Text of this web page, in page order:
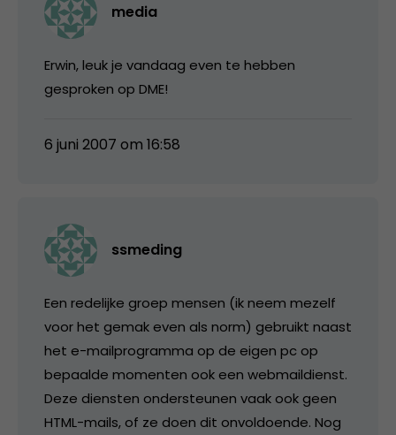
media
Erwin, leuk je vandaag even te hebben
gesproken op DME!
6 juni 2007 om 16:58
ssmeding
Een redelijke groep mensen (ik neem mezelf
voor het gemak even als norm) gebruikt naast
het e-mailprogramma op de eigen pc op
bepaalde momenten ook een webmaildienst.
Deze diensten ondersteunen vaak ook geen
HTML-mails, of ze doen dit onvoldoende. Nog